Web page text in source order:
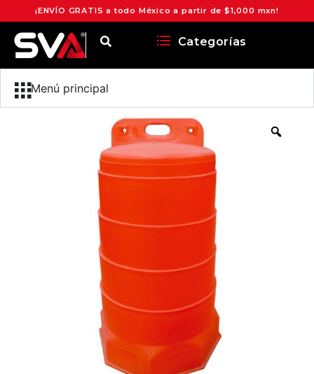
¡ENVÍO GRATIS a todo México a partir de $1,000 mxn!
Categorías
Menú principal